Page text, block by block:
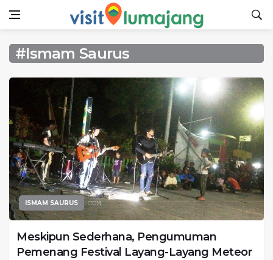
#Ismam Saurus
ISMAM SAURUS
Meskipun Sederhana, Pengumuman
Pemenang Festival Layang-Layang Meteor